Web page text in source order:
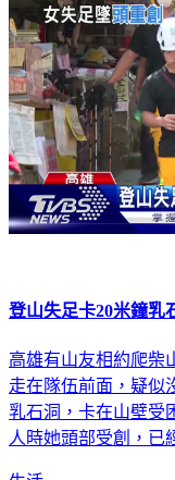
登山失足卡20米鐘
高雄有山友相約爬柴
走在隊伍前面，疑似
乳石洞，卡在山壁受
人時她頭部受創，已